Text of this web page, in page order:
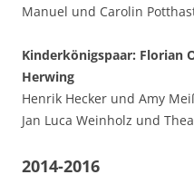
Manuel und Carolin
Kinderkönigspaar: Florian
Herwing
Henrik Hecker und Amy
Jan Luca Weinholz und
2014-2016